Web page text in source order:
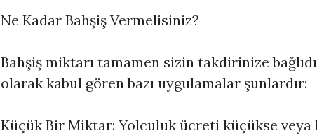
Ne Kadar Bahşiş Vermelisiniz?
Bahşiş miktarı tamamen sizin takdirinize
olarak kabul gören bazı uygulamalar şunlardır:
Küçük Bir Miktar: Yolculuk ücreti küçükse veya